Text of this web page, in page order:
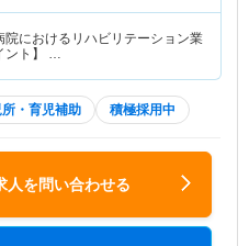
院におけるリハビリテーション業
ント】 …
・育児補助 積極採用中
人を問い合わせる